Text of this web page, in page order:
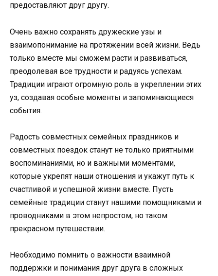
предоставляют друг другу.
Очень важно сохранять дружеские узы и
взаимопонимание на протяжении всей жизни. Ведь
только вместе мы сможем расти и развиваться,
преодолевая все трудности и радуясь успехам.
Традиции играют огромную роль в укреплении этих
уз, создавая особые моменты и запоминающиеся
события.
Радость совместных семейных праздников и
совместных поездок станут не только приятными
воспоминаниями, но и важными моментами,
которые укрепят наши отношения и укажут путь к
счастливой и успешной жизни вместе. Пусть
семейные традиции станут нашими помощниками и
проводниками в этом непростом, но таком
прекрасном путешествии.
Необходимо помнить о важности взаимной
поддержки и понимания друг друга в сложных